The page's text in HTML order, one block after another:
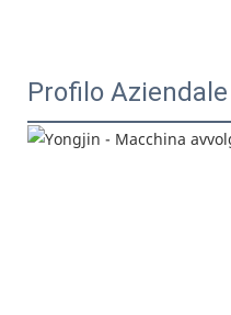
Profilo Aziendale